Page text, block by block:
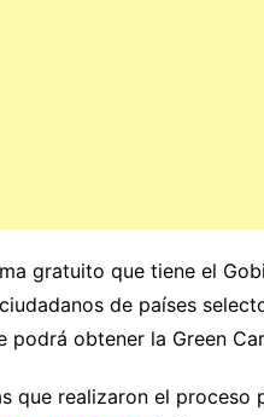
gratuito que tiene el
de países
podrá obtener la Green
que realizaron el